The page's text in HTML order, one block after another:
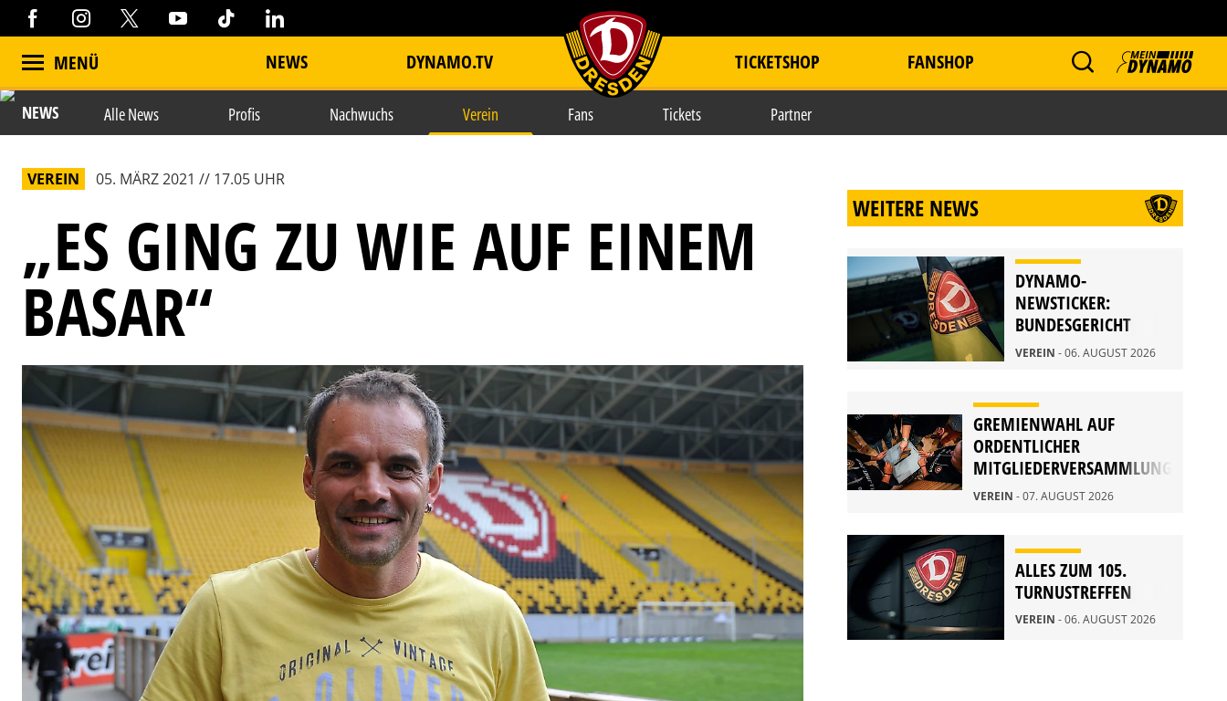
MENÜ NEWS DYNAMO.TV item.title TICKETSHOP FANSHOP
NEWS Alle News Profis Nachwuchs Verein Fans Tickets Partner
VEREIN 05. MÄRZ 2021 // 17.05 UHR
„ES GING ZU WIE AUF EINEM
BASAR“
WEITERE NEWS
DYNAMO-
NEWSTICKER:
BUNDESGERICHT
WEIST BERUFUNG
VEREIN - 06. AUGUST 2026
GREMIENWAHL AUF
ORDENTLICHER
MITGLIEDERVERSAMMLUNG
2026
VEREIN - 07. AUGUST 2026
ALLES ZUM 105.
TURNUSTREFFEN
VEREIN - 06. AUGUST 2026